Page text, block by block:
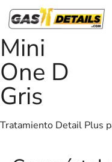
Mini
One D
Gris
Tratamiento Detail Plus